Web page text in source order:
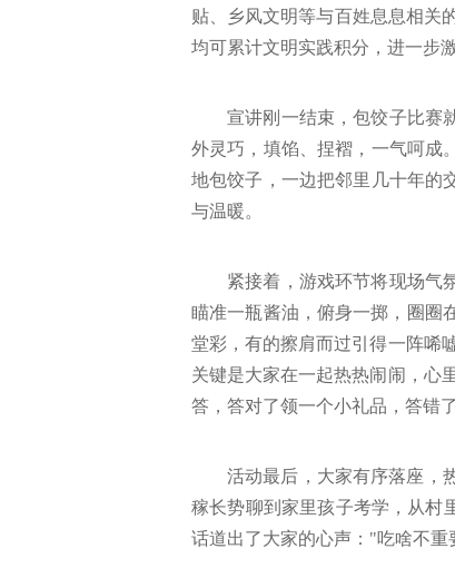
贴、乡风文明等与百姓息息相关
均可累计文明实践积分，进一步
宣讲刚一结束，包饺子比赛
外灵巧，填馅、捏褶，一气呵成
地包饺子，一边把邻里几十年的
与温暖。
紧接着，游戏环节将现场气
瞄准一瓶酱油，俯身一掷，圈圈
堂彩，有的擦肩而过引得一阵唏
关键是大家在一起热热闹闹，心
答，答对了领一个小礼品，答错
活动最后，大家有序落座，
稼长势聊到家里孩子考学，从村
话道出了大家的心声："吃啥不